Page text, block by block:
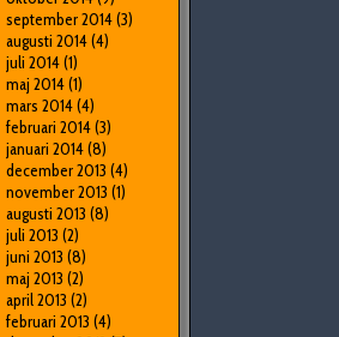
september 2014(3)
augusti 2014(4)
juli 2014(1)
maj 2014(1)
mars 2014(4)
februari 2014(3)
januari 2014(8)
december 2013 (4)
november 2013 (1)
augusti 2013 (8)
juli 2013 (2)
juni 2013 (8)
maj 2013 (2)
april 2013 (2)
februari 2013 (4)